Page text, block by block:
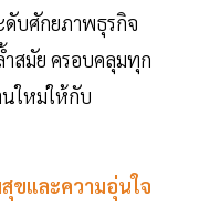
บศักยภาพธุรกิจ
ำสมัย ครอบคลุมทุก
นใหม่ให้กับ
สุขและความอุ่นใจ